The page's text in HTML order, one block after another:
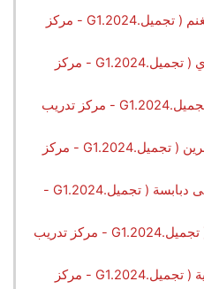
ماجدة عمر عبد الله مغنم ( تجميل.G1.2024 - مركز
مرح خليل محمد مصري ( تجميل.G1.2024 - مركز
مرح رائد احمد حمد ( تجميل.G1.2024 - مركز تدريب
مريم إسحاق محمد جبرين ( تجميل.G1.2024 - مركز
ملاك عبدالرحمن موسى دبابسة ( تجميل.G1.2024 -
منى موسى احمد مر ( تجميل.G1.2024 - مركز تدريب
ميس اياد جبريل حوشية ( تجميل.G1.2024 - مركز